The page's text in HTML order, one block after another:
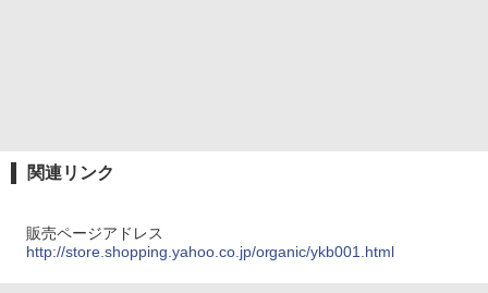
関連リンク
販売ページアドレス
http://store.shopping.yahoo.co.jp/organic/ykb001.html